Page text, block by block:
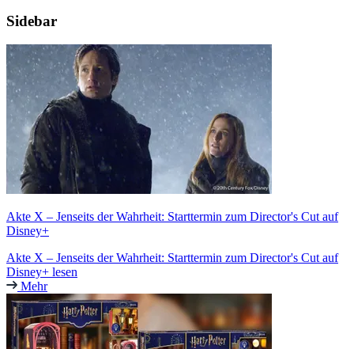
Sidebar
Akte X – Jenseits der Wahrheit: Starttermin zum Director's Cut auf
Disney+
Akte X – Jenseits der Wahrheit: Starttermin zum Director's Cut auf
Disney+ lesen
Mehr